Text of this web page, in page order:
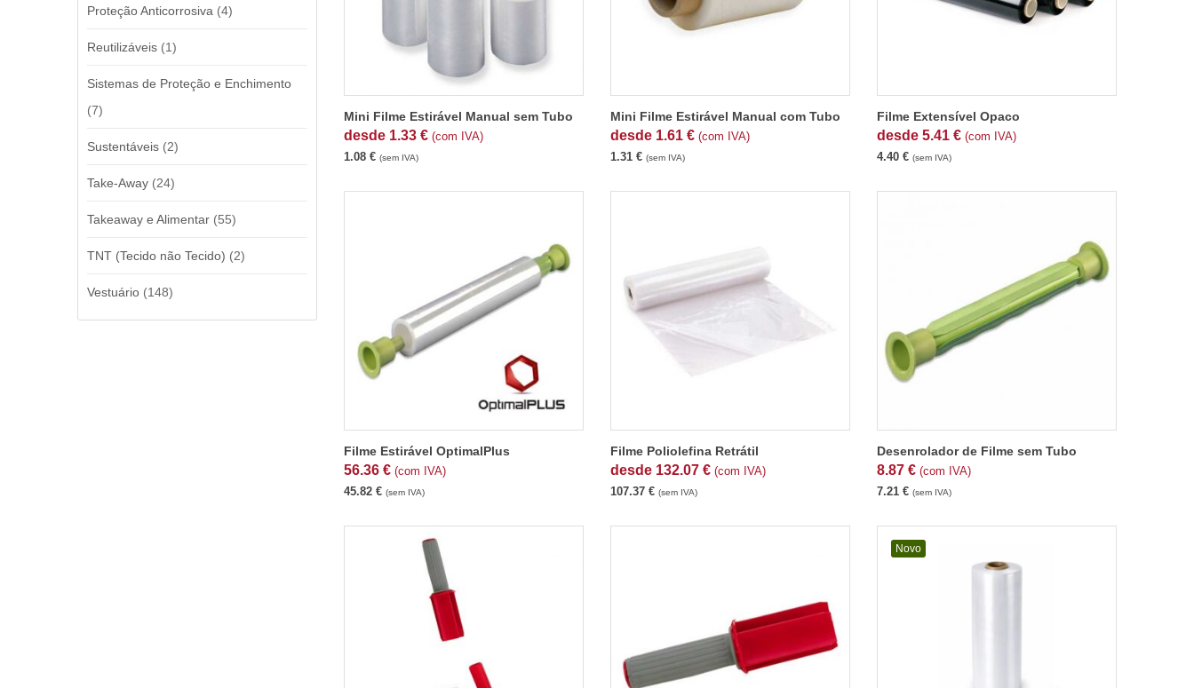
Proteção Anticorrosiva (4)
Reutilizáveis (1)
Sistemas de Proteção e Enchimento
(7)
Sustentáveis (2)
Take-Away (24)
Takeaway e Alimentar (55)
TNT (Tecido não Tecido) (2)
Vestuário (148)
Mini Filme Estirável Manual sem Tubo
desde 1.33 € (com IVA)
1.08 € (sem IVA)
Mini Filme Estirável Manual com Tubo
desde 1.61 € (com IVA)
1.31 € (sem IVA)
Filme Extensível Opaco
desde 5.41 € (com IVA)
4.40 € (sem IVA)
Filme Estirável OptimalPlus
56.36 € (com IVA)
45.82 € (sem IVA)
Filme Poliolefina Retrátil
desde 132.07 € (com IVA)
107.37 € (sem IVA)
Desenrolador de Filme sem Tubo
8.87 € (com IVA)
7.21 € (sem IVA)
Novo